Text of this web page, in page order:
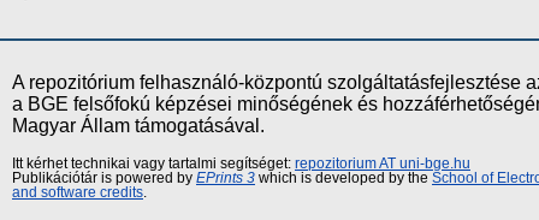
A repozitórium felhasználó-központú szolgáltatásfejlesztése
a BGE felsőfokú képzései minőségének és
Magyar Állam támogatásával.
Itt kérhet technikai vagy tartalmi segítséget: repozitorium AT uni-bge.hu
Publikációtár is powered by EPrints 3 which is developed by the School of
and software credits